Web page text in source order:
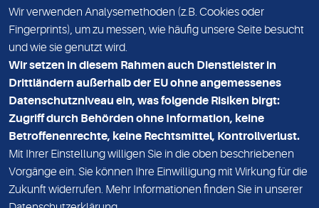
DATENSCHUTZ
KONTAKT
NEWSLETTER
ADRESSE
MVZ Medizinisches Labor Nord MLN GmbH
Essener Straße 108
22419 Hamburg
Wir verwenden Analysemethoden (z.B. Cookies oder
Fingerprints), um zu messen, wie häufig unsere Seite besucht
und wie sie genutzt wird.
Wir setzen in diesem Rahmen auch Dienstleister in
Drittländern außerhalb der EU ohne angemessenes
Datenschutzniveau ein, was folgende Risiken birgt:
Zugriff durch Behörden ohne Information, keine
Betroffenenrechte, keine Rechtsmittel, Kontrollverlust.
Mit Ihrer Einstellung willigen Sie in die oben beschriebenen
Vorgänge ein. Sie können Ihre Einwilligung mit Wirkung für die
Zukunft widerrufen. Mehr Informationen finden Sie in unserer